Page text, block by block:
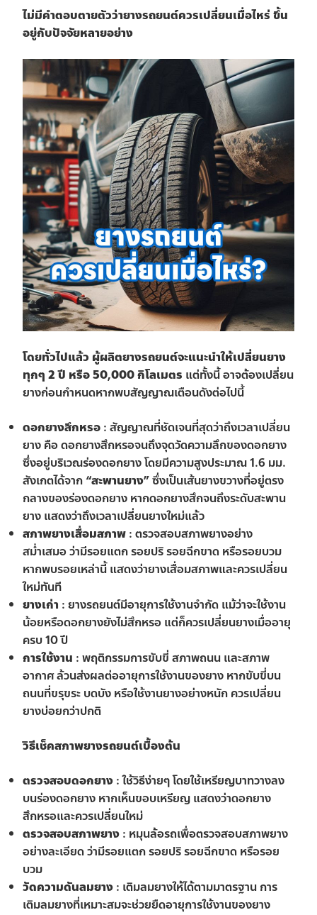
ไม่มีคำตอบตายตัวว่ายางรถยนต์ควรเปลี่ยนเมื่อไหร่ ขึ้น
อยู่กับปัจจัยหลายอย่าง
โดยทั่วไปแล้ว ผู้ผลิตยางรถยนต์จะแนะนำให้เปลี่ยนยาง
ทุกๆ 2 ปี หรือ 50,000 กิโลเมตร แต่ทั้งนี้ อาจต้องเปลี่ยน
ยางก่อนกำหนดหากพบสัญญาณเตือนดังต่อไปนี้
ดอกยางสึกหรอ : สัญญาณที่ชัดเจนที่สุดว่าถึงเวลาเปลี่ยน
ยาง คือ ดอกยางสึกหรอจนถึงจุดวัดความลึกของดอกยาง
ซึ่งอยู่บริเวณร่องดอกยาง โดยมีความสูงประมาณ 1.6 มม.
สังเกตได้จาก “สะพานยาง”ซึ่งเป็นเส้นยางขวางที่อยู่ตรง
กลางของร่องดอกยาง หากดอกยางสึกจนถึงระดับสะพาน
ยาง แสดงว่าถึงเวลาเปลี่ยนยางใหม่แล้ว
สภาพยางเสื่อมสภาพ : ตรวจสอบสภาพยางอย่าง
สม่ำเสมอ ว่ามีรอยแตก รอยปริ รอยฉีกขาด หรือรอยบวม
หากพบรอยเหล่านี้ แสดงว่ายางเสื่อมสภาพและควรเปลี่ยน
ใหม่ทันที
ยางเก่า : ยางรถยนต์มีอายุการใช้งานจำกัด แม้ว่าจะใช้งาน
น้อยหรือดอกยางยังไม่สึกหรอ แต่ก็ควรเปลี่ยนยางเมื่ออายุ
ครบ 10 ปี
การใช้งาน : พฤติกรรมการขับขี่ สภาพถนน และสภาพ
อากาศ ล้วนส่งผลต่ออายุการใช้งานของยาง หากขับขี่บน
ถนนที่ขรุขระ บดบัง หรือใช้งานยางอย่างหนัก ควรเปลี่ยน
ยางบ่อยกว่าปกติ
วิธีเช็คสภาพยางรถยนต์เบื้องต้น
ตรวจสอบดอกยาง : ใช้วิธีง่ายๆ โดยใช้เหรียญบาทวางลง
บนร่องดอกยาง หากเห็นขอบเหรียญ แสดงว่าดอกยาง
สึกหรอและควรเปลี่ยนใหม่
ตรวจสอบสภาพยาง : หมุนล้อรถเพื่อตรวจสอบสภาพยาง
อย่างละเอียด ว่ามีรอยแตก รอยปริ รอยฉีกขาด หรือรอย
บวม
วัดความดันลมยาง : เติมลมยางให้ได้ตามมาตรฐาน การ
เติมลมยางที่เหมาะสมจะช่วยยืดอายุการใช้งานของยาง